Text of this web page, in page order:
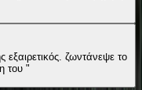
εξαιρετικός. ζωντάνεψε το
του "